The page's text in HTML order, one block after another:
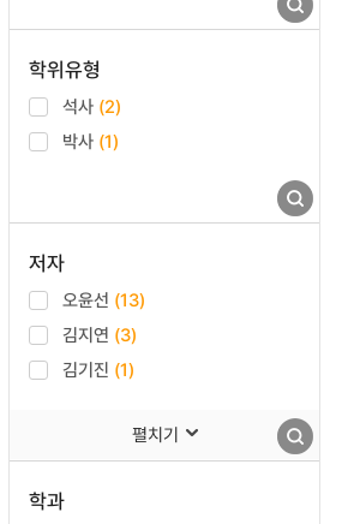
학위유형
석사 (2)
박사 (1)
저자
오윤선 (13)
김지연 (3)
김기진 (1)
펼치기
학과